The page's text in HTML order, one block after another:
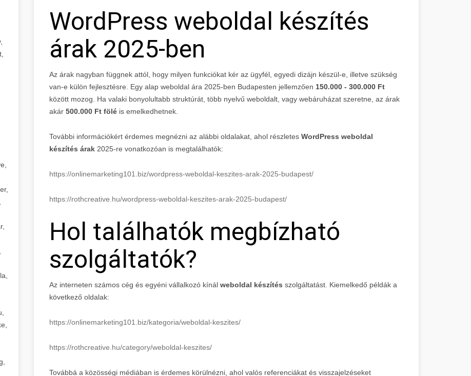
WordPress weboldal készítés
árak 2025-ben
Az árak nagyban függnek attól, hogy milyen funkciókat kér az ügyfél, egyedi dizájn készül-e, illetve szükség
van-e külön fejlesztésre. Egy alap weboldal ára 2025-ben Budapesten jellemzően 150.000 - 300.000 Ft
között mozog. Ha valaki bonyolultabb struktúrát, több nyelvű weboldalt, vagy webáruházat szeretne, az árak
akár 500.000 Ft fölé is emelkedhetnek.
További információkért érdemes megnézni az alábbi oldalakat, ahol részletes WordPress weboldal
készítés árak 2025-re vonatkozóan is megtalálhatók:
https://onlinemarketing101.biz/wordpress-weboldal-keszites-arak-2025-budapest/
https://rothcreative.hu/wordpress-weboldal-keszites-arak-2025-budapest/
Hol találhatók megbízható
szolgáltatók?
Az interneten számos cég és egyéni vállalkozó kínál weboldal készítés szolgáltatást. Kiemelkedő példák a
következő oldalak:
https://onlinemarketing101.biz/kategoria/weboldal-keszites/
https://rothcreative.hu/category/weboldal-keszites/
Továbbá a közösségi médiában is érdemes körülnézni, ahol valós referenciákat és visszajelzéseket